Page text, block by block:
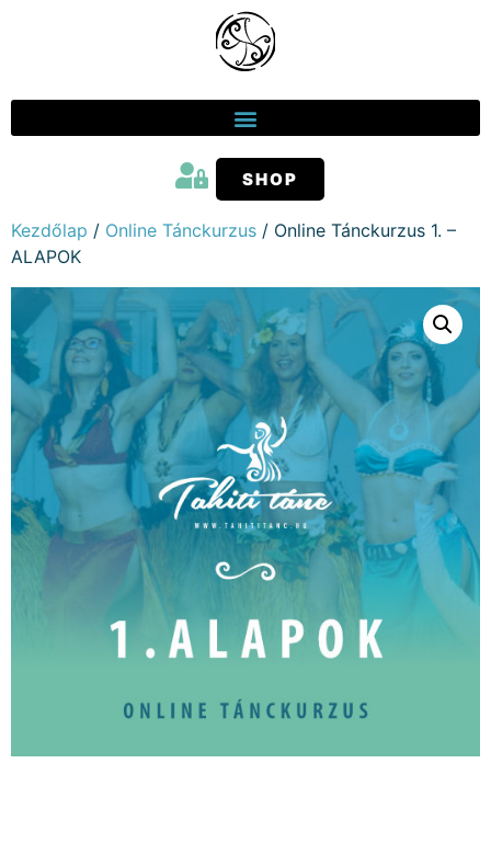
SHOP
Kezdőlap / Online Tánckurzus / Online Tánckurzus 1. –
ALAPOK